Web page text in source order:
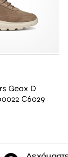
Geox D
C6029